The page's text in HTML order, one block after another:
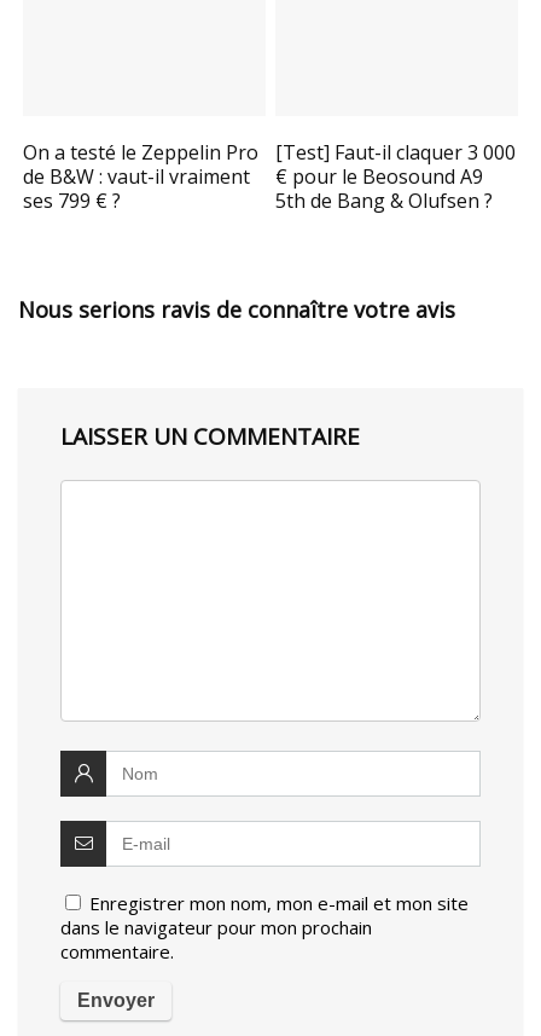
On a testé le Zeppelin Pro
de B&W : vaut-il vraiment
ses 799 € ?
[Test] Faut-il claquer 3 000
€ pour le Beosound A9
5th de Bang & Olufsen ?
Nous serions ravis de connaître votre avis
LAISSER UN COMMENTAIRE
Enregistrer mon nom, mon e-mail et mon site
dans le navigateur pour mon prochain
commentaire.